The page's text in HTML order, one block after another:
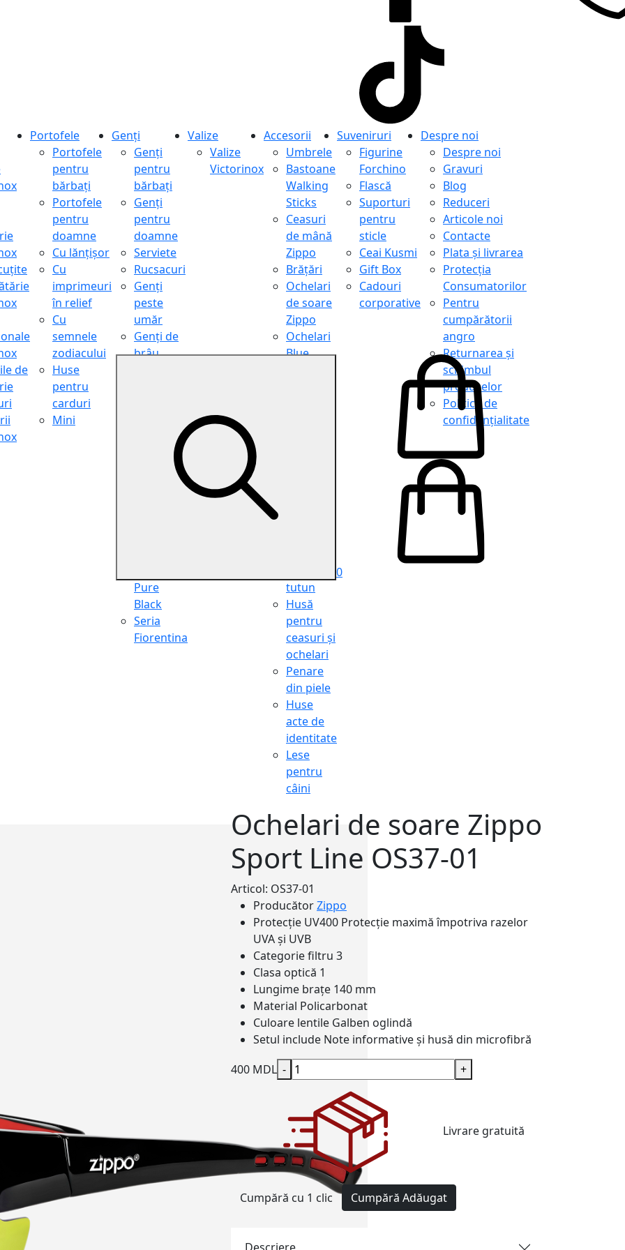
de
Portofele
Portofele
pentru
bărbați
Portofele
pentru
doamne
Cu lănțișor
Cu
imprimeuri
în relief
Cu
semnele
zodiacului
Huse
pentru
carduri
Mini
Genți
Genți
pentru
bărbați
Genți
pentru
doamne
Serviete
Rucsacuri
Genți
peste
umăr
Genți de
brâu
cosmetice
Pure
Black
Seria
Fiorentina
Valize
Valize
Victorinox
Accesorii
Umbrele
Bastoane
Walking
Sticks
Ceasuri
de mână
Zippo
Brățări
Ochelari
de soare
Zippo
Ochelari
Blue
tutun
Husă
pentru
ceasuri și
ochelari
Penare
din piele
Huse
acte de
identitate
Lese
pentru
câini
Suveniruri
Figurine
Forchino
Flască
Suporturi
pentru
sticle
Ceai Kusmi
Gift Box
Cadouri
corporative
Despre noi
Despre noi
Gravuri
Blog
Reduceri
Articole noi
Contacte
Plata și livrarea
Protecţia
Consumatorilor
Pentru
cumpărătorii
angro
Returnarea și
schimbul
produselor
Politica de
confidențialitate
0
Ochelari de soare Zippo
Sport Line OS37-01
Articol: OS37-01
ProducătorZippo
Protecție UV400 Protecție maximă împotriva razelor
UVA și UVB
Categorie filtru 3
Clasa optică 1
Lungime brațe 140 mm
Material Policarbonat
Culoare lentile Galben oglindă
Setul include Note informative și husă din microfibră
400 MDL - +
Livrare gratuită
Cumpără cu 1 clic Cumpără Adăugat